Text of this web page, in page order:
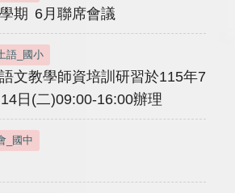
期 6月聯席會議
語_國小
文教學師資培訓研習於115年7
日(二)09:00-16:00辦理
_國中